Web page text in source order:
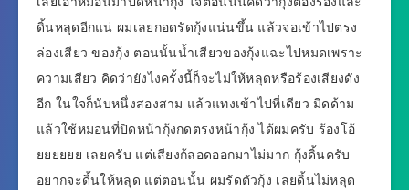
ดิ้นหลุดอีกแน่ ผมเลยกอดรัดกุ้งแน่นขึ้น แล้วจอเข้าไปตรง
ล่องเสียว ของกุ้ง ตอนนั้นน้ำเสียวของกุ้งแฉะไปหมดเพราะ
ความเสียว คิดว่ายังไงครั้งนี้ก็จะไม่ให้หลุดหรือร้องเสียงดัง
อีก ในใจก็นับหนึ่งสองสาม แล้วแทงเข้าไปที่เดียว มิดด้าม
แล้วใช้หมอนที่ปิดหน้ากุ้งกดตรงหน้ากุ้ง ได้ผมครับ ร้องโอ้
ยยยยยย เลยครับ แต่เสียงก้ลอดออกมาไม่มาก กุ้งดิ้นครับ
อยากจะดิ้นให้หลุด แต่ตอนนั้น ผมรัดตัวกุ้ง เลยดิ้นไม่หลุด